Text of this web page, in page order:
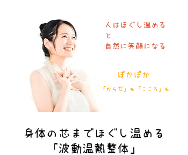
人はほぐし温める
と
​自然に笑顔になる
「からだ」 も 「こころ」 も
ぽかぽか
身体の芯までほぐし温める
「波動温熱整体」